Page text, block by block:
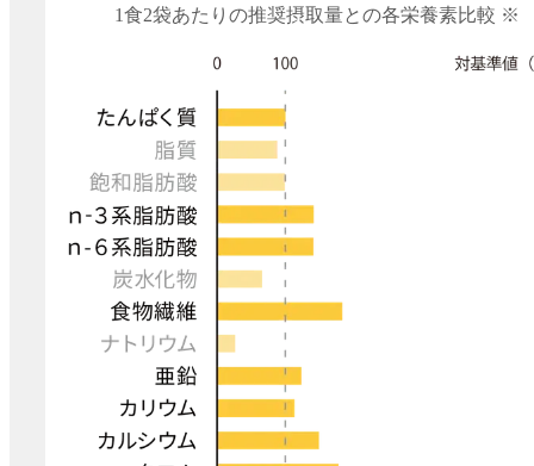
1食2袋あたりの推奨摂取量との各栄養素比較 ※